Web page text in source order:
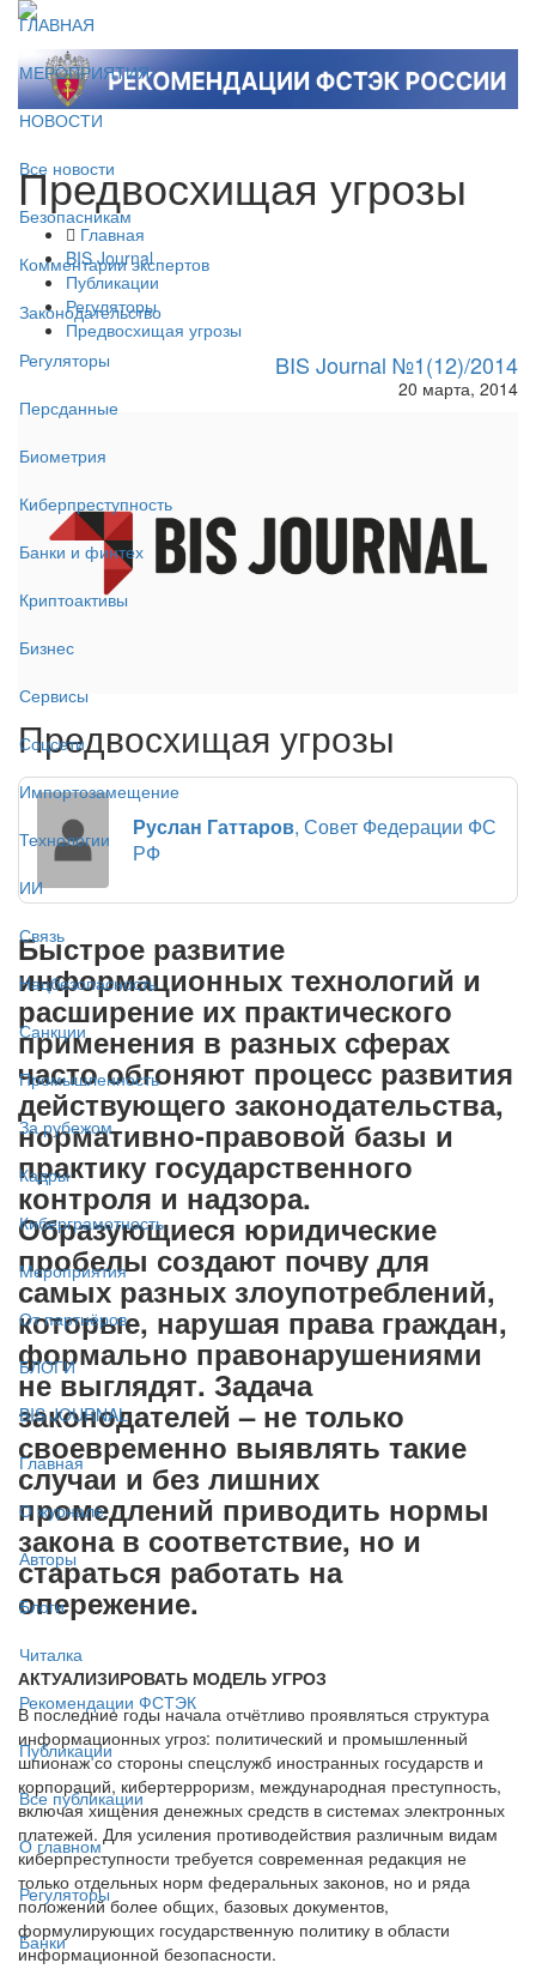
ГЛАВНАЯ
МЕРОПРИЯТИЯ
НОВОСТИ
Все новости
Безопасникам
Комментарии экспертов
Законодательство
Регуляторы
Персданные
Биометрия
Киберпреступность
Банки и финтех
Криптоактивы
Бизнес
Сервисы
Соцсети
Импортозамещение
Технологии
ИИ
Связь
Нацбезопасность
Санкции
Промышленность
За рубежом
Кадры
Киберграмотность
Мероприятия
От партнёров
БЛОГИ
BIS JOURNAL
Главная
О журнале
Авторы
Блоги
Читалка
Рекомендации ФСТЭК
Публикации
Все публикации
О главном
Регуляторы
Банки
Предвосхищая угрозы
Главная
BIS Journal
Публикации
Регуляторы
Предвосхищая угрозы
BIS Journal №1(12)/2014
20 марта, 2014
Предвосхищая угрозы
Руслан Гаттаров, Совет Федерации ФС
РФ
Быстрое развитие
информационных технологий и
расширение их практического
применения в разных сферах
часто обгоняют процесс развития
действующего законодательства,
нормативно-правовой базы и
практику государственного
контроля и надзора.
Образующиеся юридические
пробелы создают почву для
самых разных злоупотреблений,
которые, нарушая права граждан,
формально правонарушениями
не выглядят. Задача
законодателей – не только
своевременно выявлять такие
случаи и без лишних
промедлений приводить нормы
закона в соответствие, но и
стараться работать на
опережение.
АКТУАЛИЗИРОВАТЬ МОДЕЛЬ УГРОЗ
В последние годы начала отчётливо проявляться структура
информационных угроз: политический и промышленный
шпионаж со стороны спецслужб иностранных государств и
корпораций, кибертерроризм, международная преступность,
включая хищения денежных средств в системах электронных
платежей. Для усиления противодействия различным видам
киберпреступности требуется современная редакция не
только отдельных норм федеральных законов, но и ряда
положений более общих, базовых документов,
формулирующих государственную политику в области
информационной безопасности.